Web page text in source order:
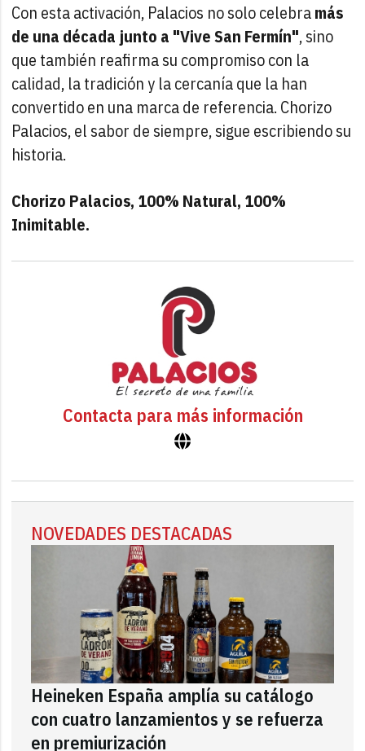
Con esta activación, Palacios no solo celebramás
de una década junto a "Vive San Fermín", sino
que también reafirma su compromiso con la
calidad, la tradición y la cercanía que la han
convertido en una marca de referencia. Chorizo
Palacios, el sabor de siempre, sigue escribiendo su
historia.
Chorizo Palacios, 100% Natural, 100%
Inimitable.
Contacta para más información
NOVEDADES DESTACADAS
Heineken España amplía su catálogo
con cuatro lanzamientos y se refuerza
en premiurización